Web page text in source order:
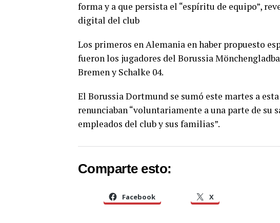
forma y a que persista el “espíritu de equipo”,
digital del club
Los primeros en Alemania en haber propuesto
fueron los jugadores del Borussia
Bremen y Schalke 04.
El Borussia Dortmund se sumó este martes a
renunciaban “voluntariamente a una parte de su
empleados del club y sus familias”.
Comparte esto:
Facebook X